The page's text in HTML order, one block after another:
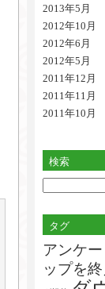
2013年5月
2012年10月
2012年6月
2012年5月
2011年12月
2011年11月
2011年10月
検索
タグ
アンケー
ップを